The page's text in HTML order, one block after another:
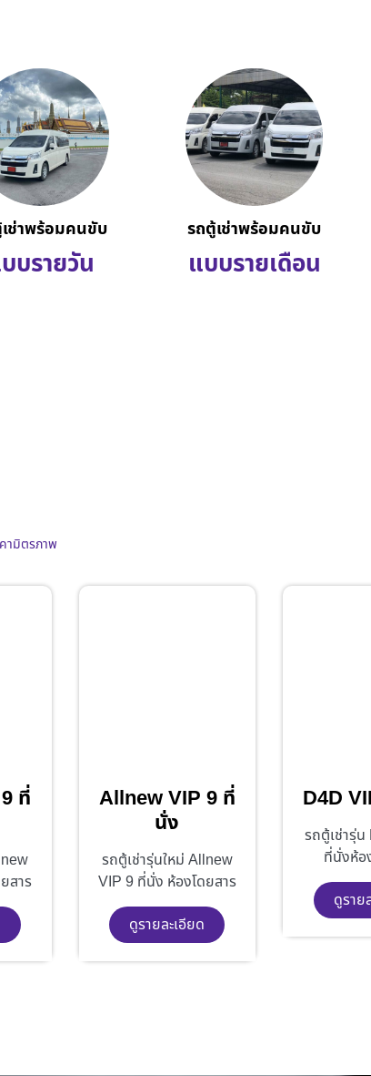
ช่าพร้อมคนขับ
บรายวัน
รถตู้เช่าพร้อมคนขับ
แบบรายเดือน
ามิตรภาพ
ที่
สาร
Allnew VIP 9 ที่
นั่ง
รถตู้เช่ารุ่นใหม่ Allnew
VIP 9 ที่นั่ง ห้องโดยสาร
ดูรายละเอียด
D4D
รถตู้เช่ารุ่
ที่นั่งห้อ
ดูราย